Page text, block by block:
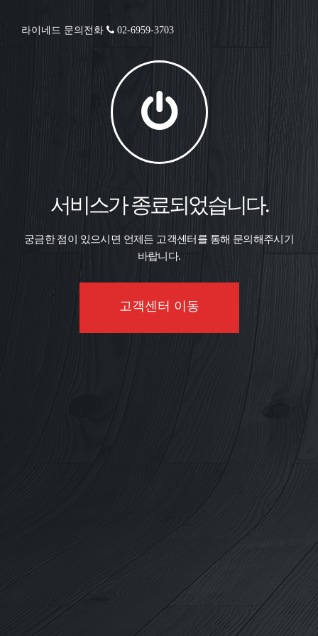
라이네드 문의전화 02-6959-3703
서비스가 종료되었습니다.
궁금한 점이 있으시면 언제든 고객센터를 통해 문의해주시기
바랍니다.
고객센터 이동